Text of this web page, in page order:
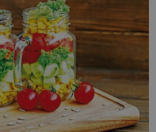
písky a extrémně